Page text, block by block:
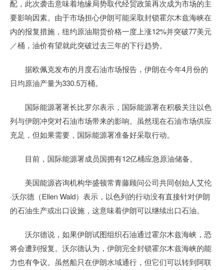
配，此次袭击意味着地缘局势取代经贸政策再次成为市场的主
要影响因素。由于市场担心伊朗可能采取封锁霍尔木兹海峡在
内的报复措施，纽约原油期货价格一度上涨12%并突破77美元
／桶，油价有望就此突破过去三年的下行趋势。
据欧佩克发布的月度石油市场报告，伊朗在今年4月份的
日均原油产量为330.5万桶。
国际能源署署长比罗尔表示，国际能源署在积极关注以色
列与伊朗冲突对石油市场带来的影响。虽然现在石油市场供应
充足，但如果需要，国际能源署准备好采取行动。
目前，国际能源署成员国拥有12亿桶应急原油储备。
美国能源咨询机构华盛顿常青藤顾问公司共同创始人艾伦
·沃尔德（Ellen Wald）表示，以色列的行动没有直接针对伊朗
的石油生产或出口设施，这意味着伊朗可以继续出口石油。
沃尔德说，如果伊朗试图组织石油通过霍尔木兹海峡，恐
将会遭到报复。沃尔德认为，伊朗完全封锁霍尔木兹海峡的能
力也有争议。虽然船只在伊朗水域通行，但它们可以转到阿联